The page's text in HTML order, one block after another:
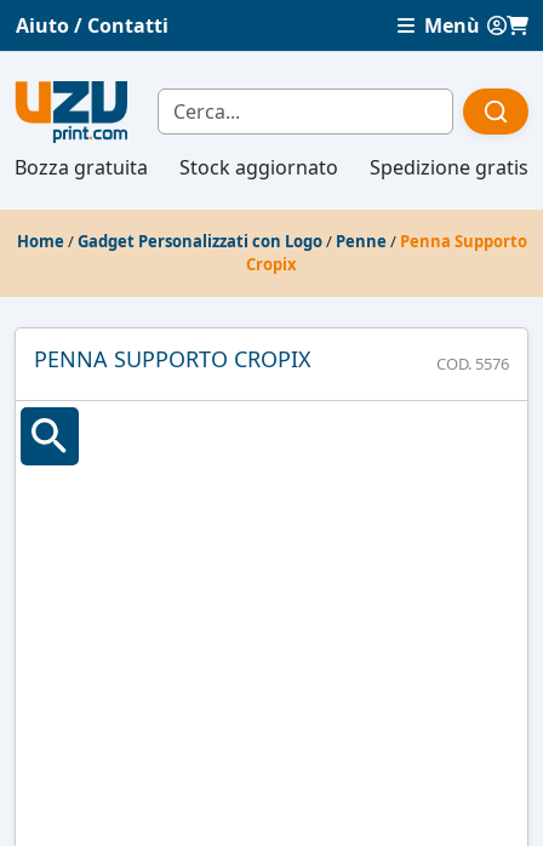
Aiuto / Contatti Menù
Bozza gratuita Stock aggiornato Spedizione gratis
Home /Gadget Personalizzati con Logo/ Penne / Penna Supporto
Cropix
PENNA SUPPORTO CROPIX COD. 5576